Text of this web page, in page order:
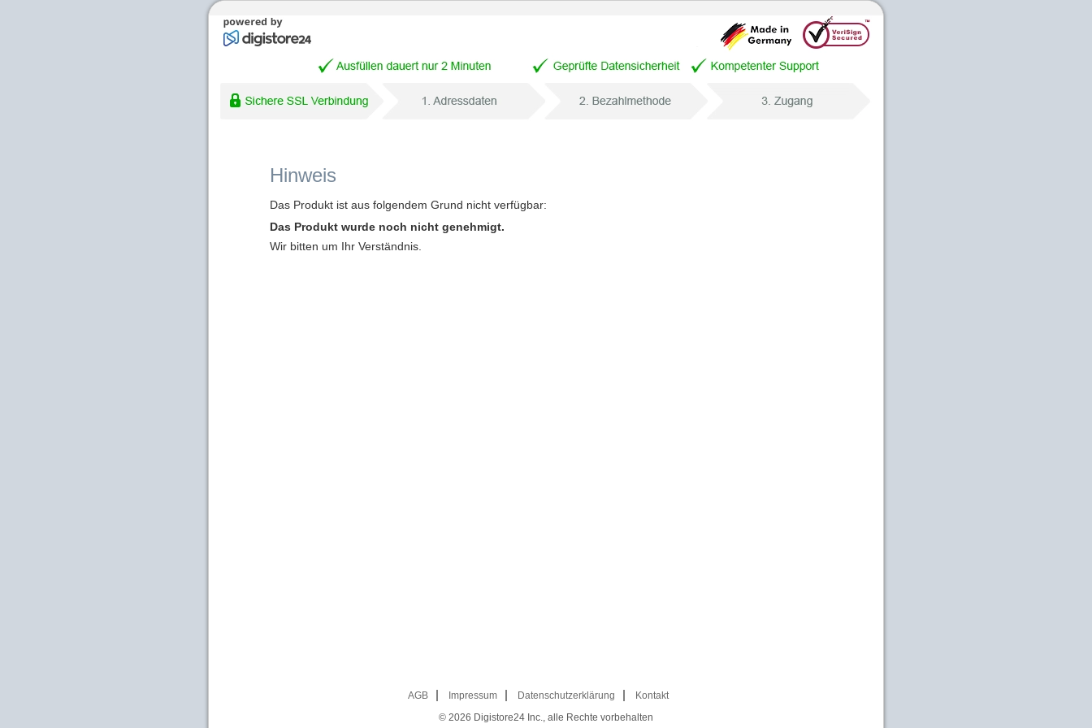
Hinweis
Das Produkt ist aus folgendem Grund nicht verfügbar:
Das Produkt wurde noch nicht genehmigt.
Wir bitten um Ihr Verständnis.
AGB Impressum Datenschutzerklärung
Kontakt
© 2026 Digistore24 Inc., alle Rechte vorbehalten